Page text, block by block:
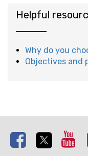
Helpful
Why do you
Objectives and
Facebook